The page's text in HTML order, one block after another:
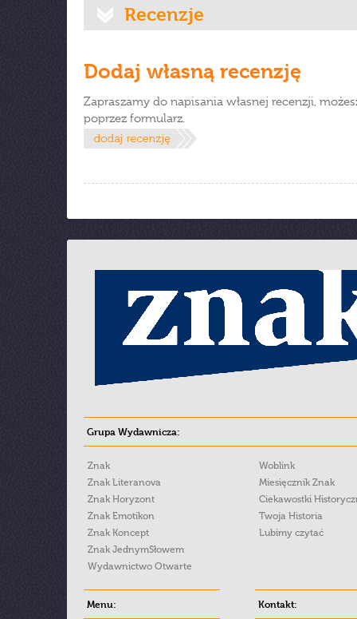
Recenzje
Dodaj własną recenzję
Zapraszamy do napisania własnej recenzji,
poprzez formularz.
Grupa Wydawnicza:
Znak
Znak Literanova
Znak Horyzont
Znak Emotikon
Znak Koncept
Znak JednymSłowem
Wydawnictwo Otwarte
Woblink
Miesięcznik Znak
Ciekawostki
Twoja Historia
Lubimy czytać
Menu: Kontakt: